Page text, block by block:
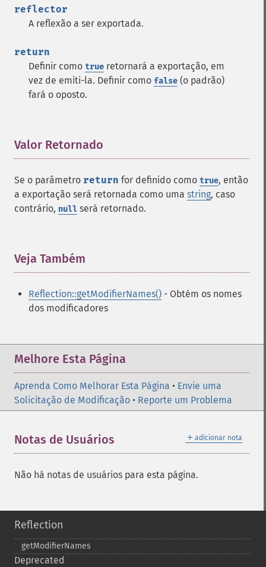
reflector
A reflexão a ser exportada.
return
Definir como true retornará a exportação, em
vez de emiti-la. Definir como false (o padrão)
fará o oposto.
Valor Retornado
Se o parâmetro return for definido como true, então
a exportação será retornada como uma string, caso
contrário, null será retornado.
Veja Também
Reflection::getModifierNames() - Obtém os nomes
dos modificadores
Melhore Esta Página
Aprenda Como Melhorar Esta Página • Envie uma
Solicitação de Modificação • Reporte um Problema
＋ adicionar nota
Notas de Usuários
Não há notas de usuários para esta página.
Reflection
getModifierNames
Deprecated